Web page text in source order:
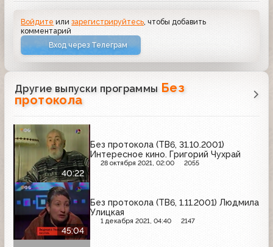
Войдите илизарегистрируйтесь , чтобы добавить
комментарий
Вход через Телеграм
Другие выпуски программы Без
протокола
40:22
Без протокола (ТВ6, 31.10.2001)
Интересное кино. Григорий Чухрай
28 октября 2021, 02:00 2055
45:04
Без протокола (ТВ6, 1.11.2001) Людмила
Улицкая
1 декабря 2021, 04:40 2147